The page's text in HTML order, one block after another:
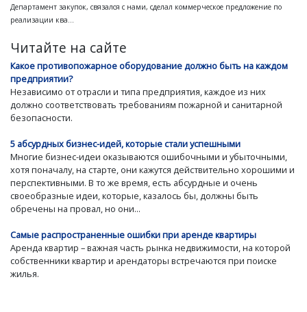
Департамент закупок, связался с нами, сделал коммерческое предложение по
реализации ква...
Читайте на сайте
Какое противопожарное оборудование должно быть на каждом
предприятии?
Независимо от отрасли и типа предприятия, каждое из них
должно соответствовать требованиям пожарной и санитарной
безопасности.
5 абсурдных бизнес-идей, которые стали успешными
Многие бизнес-идеи оказываются ошибочными и убыточными,
хотя поначалу, на старте, они кажутся действительно хорошими и
перспективными. В то же время, есть абсурдные и очень
своеобразные идеи, которые, казалось бы, должны быть
обречены на провал, но они...
Самые распространенные ошибки при аренде квартиры
Аренда квартир – важная часть рынка недвижимости, на которой
собственники квартир и арендаторы встречаются при поиске
жилья.